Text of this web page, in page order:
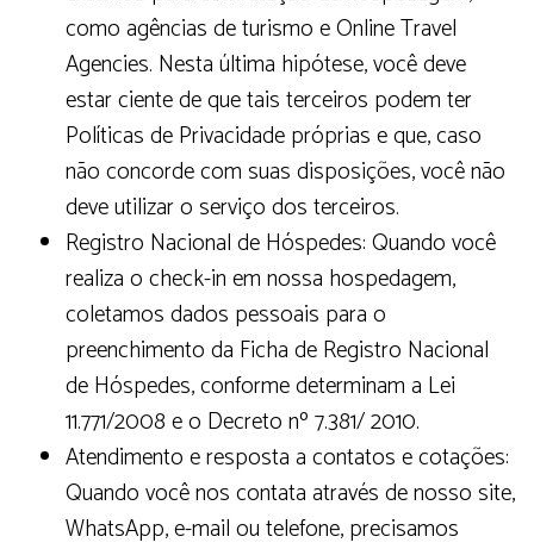
como agências de turismo e Online Travel
Agencies. Nesta última hipótese, você deve
estar ciente de que tais terceiros podem ter
Políticas de Privacidade próprias e que, caso
não concorde com suas disposições, você não
deve utilizar o serviço dos terceiros.
Registro Nacional de Hóspedes: Quando você
realiza o check-in em nossa hospedagem,
coletamos dados pessoais para o
preenchimento da Ficha de Registro Nacional
de Hóspedes, conforme determinam a Lei
11.771/2008 e o Decreto nº 7.381/ 2010.
Atendimento e resposta a contatos e cotações:
Quando você nos contata através de nosso site,
WhatsApp, e-mail ou telefone, precisamos